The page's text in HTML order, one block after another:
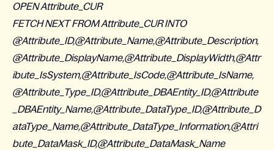
OPEN Attribute_CUR
FETCH NEXT FROM Attribute_CUR INTO
@Attribute_ID,@Attribute_Name,@Attribute_Description,
@Attribute_DisplayName,@Attribute_DisplayWidth,@Attr
ibute_IsSystem,@Attribute_IsCode,@Attribute_IsName,
@Attribute_Type_ID,@Attribute_DBAEntity_ID,@Attribute
_DBAEntity_Name,@Attribute_DataType_ID,@Attribute_D
ataType_Name,@Attribute_DataType_Information,@Attri
bute_DataMask_ID,@Attribute_DataMask_Name